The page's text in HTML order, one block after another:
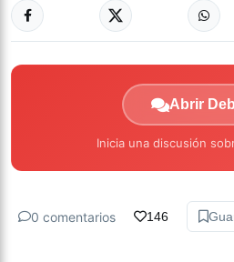
Abrir
Inicia una discusión
0 comentarios 146